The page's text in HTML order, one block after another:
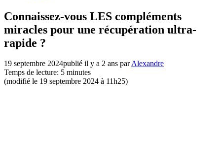
Connaissez-vous LES compléments
miracles pour une récupération ultra-
rapide ?
19 septembre 2024publié il y a 2 ans parAlexandre
Temps de lecture: 5 minutes
(modifié le 19 septembre 2024 à 11h25)